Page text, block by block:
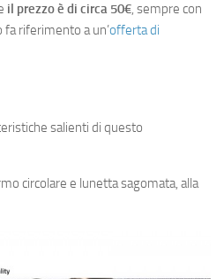
il prezzo è di circa 50€, sempre con
riferimento a un’offerta di
salienti di questo
circolare e lunetta sagomata, alla